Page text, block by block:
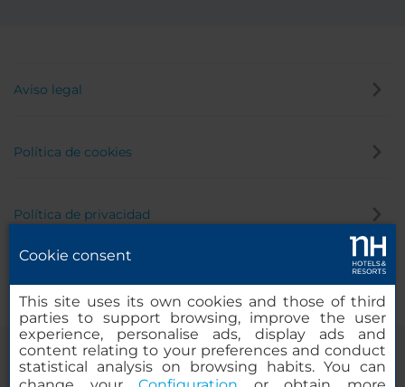
Aviso legal
Política de cookies
Política de privacidad
Cookie consent
This site uses its own cookies and those of third
parties to support browsing, improve the user
experience, personalise ads, display ads and
content relating to your preferences and conduct
statistical analysis on browsing habits. You can